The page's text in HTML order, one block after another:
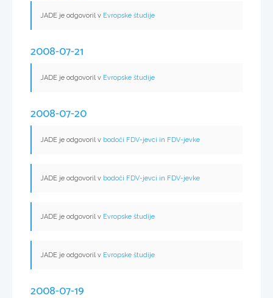
JADE je odgovoril v Evropske študije
2008-07-21
JADE je odgovoril v Evropske študije
2008-07-20
JADE je odgovoril v bodoči FDV-jevci in FDV-jevke
JADE je odgovoril v bodoči FDV-jevci in FDV-jevke
JADE je odgovoril v Evropske študije
JADE je odgovoril v Evropske študije
2008-07-19